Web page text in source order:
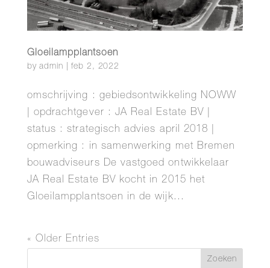
Gloeilampplantsoen
byadmin |feb 2, 2022
omschrijving : gebiedsontwikkeling NOWW
| opdrachtgever : JA Real Estate BV |
status : strategisch advies april 2018 |
opmerking : in samenwerking met Bremen
bouwadviseurs De vastgoed ontwikkelaar
JA Real Estate BV kocht in 2015 het
Gloeilampplantsoen in de wijk...
« Older Entries